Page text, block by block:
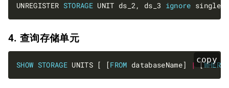
UNREGISTER STORAGE UNIT ds_2, ds_3 ignore
4. 查询存储单元
copy
SHOW STORAGE UNITS [ [FROM databaseName] | [WHERE